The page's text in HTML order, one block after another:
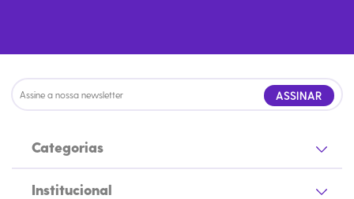
ASSINAR
Categorias
Institucional